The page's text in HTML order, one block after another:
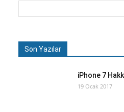
Son Yazılar
iPhone 7
19 Ocak 2017